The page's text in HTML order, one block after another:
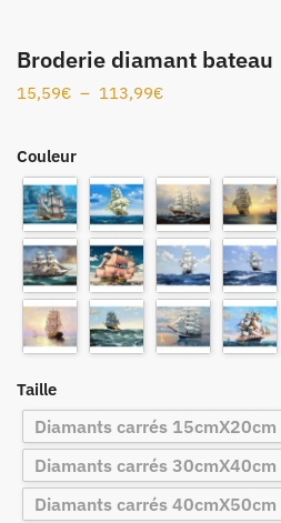
Broderie diamant bateau
15,59€ – 113,99€
Couleur
Taille
Diamants carrés 15cmX20cm
Diamants carrés 30cmX40cm
Diamants carrés 40cmX50cm